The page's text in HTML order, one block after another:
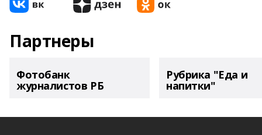
Партнеры
Фотобанк
журналистов РБ
Рубрика "Еда и
напитки"